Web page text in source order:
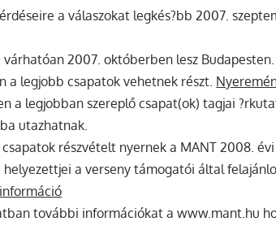
a válaszokat legkés?bb 2007.
2007. októberben lesz
a legjobb csapatok vehetnek részt.
a legjobban szereplő csapat(ok) tagjai
utazhatnak.
részvételt nyernek a MANT 2008.
helyezettjei a verseny támogatói által
további információkat a www.mant.hu